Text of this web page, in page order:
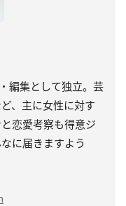
編集として独立。芸
、主に女性に対す
恋愛考察も得意ジ
に届きますよう